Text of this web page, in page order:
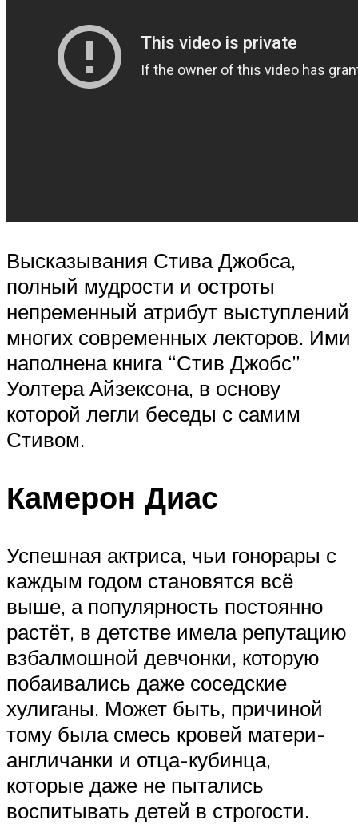
Высказывания Стива Джобса,
полный мудрости и остроты
непременный атрибут выступлений
многих современных лекторов. Ими
наполнена книга “Стив Джобс”
Уолтера Айзексона, в основу
которой легли беседы с самим
Стивом.
Камерон Диас
Успешная актриса, чьи гонорары с
каждым годом становятся всё
выше, а популярность постоянно
растёт, в детстве имела репутацию
взбалмошной девчонки, которую
побаивались даже соседские
хулиганы. Может быть, причиной
тому была смесь кровей матери-
англичанки и отца-кубинца,
которые даже не пытались
воспитывать детей в строгости.